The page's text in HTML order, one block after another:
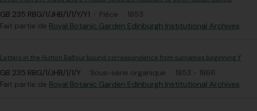
GB 235 RBG/1/JHB/1/1/Y/Y1 · Pièce · 1853
Fait partie de Royal Botanic Garden Edinburgh Institutional Archives
Letters in the Hutton Balfour bound correspondence from surnames beginning Y
GB 235 RBG/1/JHB/1/1/Y · Sous-série organique · 1853 - 1866
Fait partie de Royal Botanic Garden Edinburgh Institutional Archives